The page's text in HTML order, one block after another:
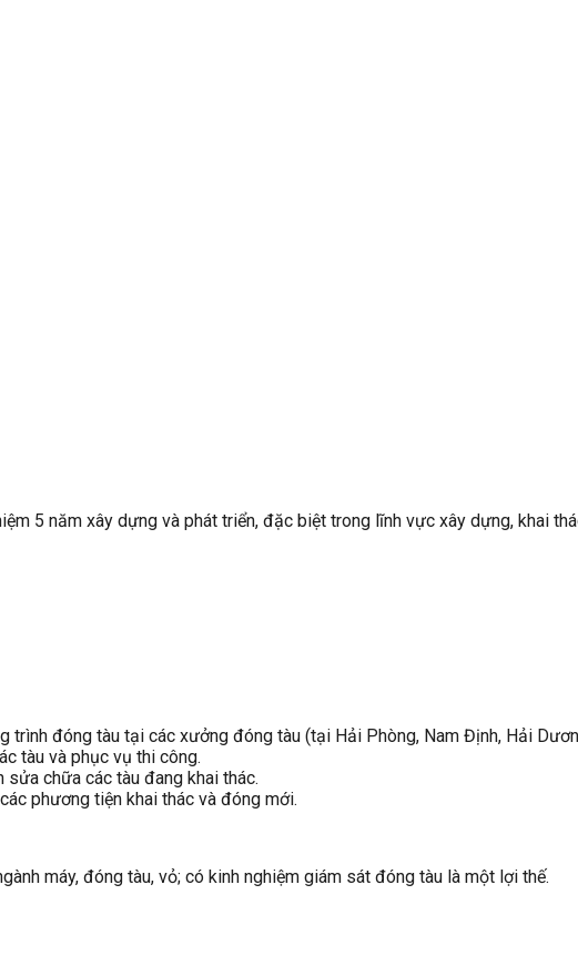
5 năm xây dựng và phát triển, đặc biệt trong lĩnh vực xây dựng, khai
trình đóng tàu tại các xưởng đóng tàu (tại Hải Phòng, Nam Định, Hải
tàu và phục vụ thi công.
chữa các tàu đang khai thác.
phương tiện khai thác và đóng mới.
máy, đóng tàu, vỏ; có kinh nghiệm giám sát đóng tàu là một lợi thế.